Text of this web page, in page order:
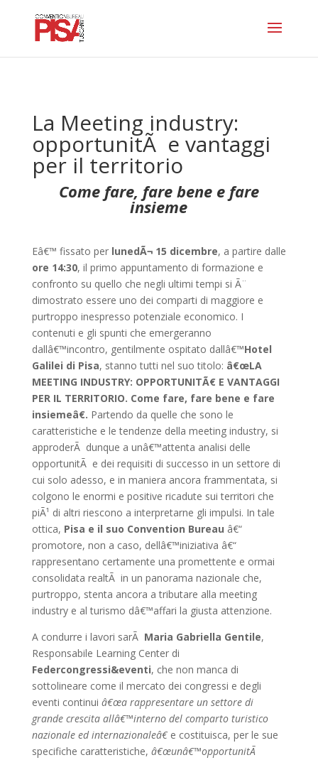
La Meeting industry:
opportunitÃ e vantaggi
per il territorio
Come fare, fare bene e fare
insieme
Eâ€™ fissato per lunedÃ¬ 15 dicembre, a partire dalle
ore 14:30, il primo appuntamento di formazione e
confronto su quello che negli ultimi tempi si Ã¨
dimostrato essere uno dei comparti di maggiore e
purtroppo inespresso potenziale economico. I
contenuti e gli spunti che emergeranno
dallâ€™incontro, gentilmente ospitato dallâ€™Hotel
Galilei di Pisa, stanno tutti nel suo titolo: â€œLA
MEETING INDUSTRY: OPPORTUNITÃ€ E VANTAGGI
PER IL TERRITORIO. Come fare, fare bene e fare
insiemeâ€. Partendo da quelle che sono le
caratteristiche e le tendenze della meeting industry, si
approderÃ dunque a unâ€™attenta analisi delle
opportunitÃ e dei requisiti di successo in un settore di
cui solo adesso, e in maniera ancora frammentata, si
colgono le enormi e positive ricadute sui territori che
piÃ¹ di altri riescono a interpretarne gli impulsi. In tale
ottica, Pisa e il suo Convention Bureau â€“
promotore, non a caso, dellâ€™iniziativa â€“
rappresentano certamente una promettente e ormai
consolidata realtÃ in un panorama nazionale che,
purtroppo, stenta ancora a tributare alla meeting
industry e al turismo dâ€™affari la giusta attenzione.
A condurre i lavori sarÃ Maria Gabriella Gentile,
Responsabile Learning Center di
Federcongressi&eventi, che non manca di
sottolineare come il mercato dei congressi e degli
eventi continui â€œa rappresentare un settore di
grande crescita allâ€™interno del comparto turistico
nazionale ed internazionaleâ€ e costituisca, per le sue
specifiche caratteristiche, â€œunâ€™opportunitÃ